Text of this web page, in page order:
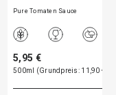
Pure Tomaten Sauce
5,95 €
500ml (Grundpreis: 11,90 €